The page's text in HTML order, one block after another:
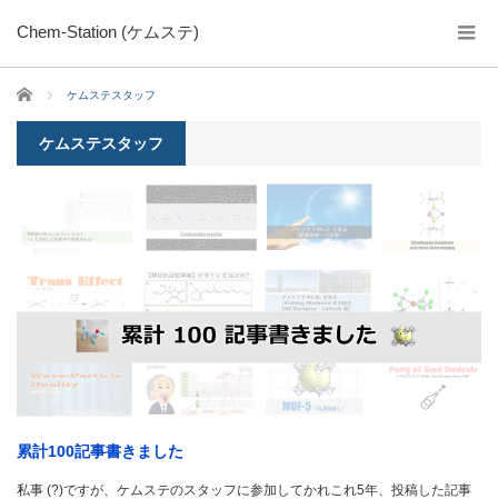
Chem-Station (ケムステ)
ホーム ケムステスタッフ
ケムステスタッフ
累計100記事書きました
私事 (?)ですが、ケムステのスタッフに参加してかれこれ5年、投稿した記事